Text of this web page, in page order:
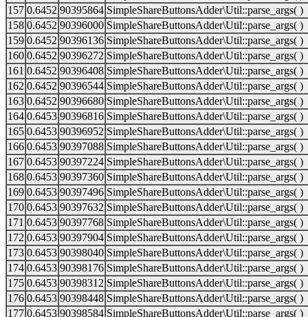
157 0.6452 90395864 SimpleShareButtonsAdder\Util::parse_args( )
158 0.6452 90396000 SimpleShareButtonsAdder\Util::parse_args( )
159 0.6452 90396136 SimpleShareButtonsAdder\Util::parse_args( )
160 0.6452 90396272 SimpleShareButtonsAdder\Util::parse_args( )
161 0.6452 90396408 SimpleShareButtonsAdder\Util::parse_args( )
162 0.6452 90396544 SimpleShareButtonsAdder\Util::parse_args( )
163 0.6452 90396680 SimpleShareButtonsAdder\Util::parse_args( )
164 0.6453 90396816 SimpleShareButtonsAdder\Util::parse_args( )
165 0.6453 90396952 SimpleShareButtonsAdder\Util::parse_args( )
166 0.6453 90397088 SimpleShareButtonsAdder\Util::parse_args( )
167 0.6453 90397224 SimpleShareButtonsAdder\Util::parse_args( )
168 0.6453 90397360 SimpleShareButtonsAdder\Util::parse_args( )
169 0.6453 90397496 SimpleShareButtonsAdder\Util::parse_args( )
170 0.6453 90397632 SimpleShareButtonsAdder\Util::parse_args( )
171 0.6453 90397768 SimpleShareButtonsAdder\Util::parse_args( )
172 0.6453 90397904 SimpleShareButtonsAdder\Util::parse_args( )
173 0.6453 90398040 SimpleShareButtonsAdder\Util::parse_args( )
174 0.6453 90398176 SimpleShareButtonsAdder\Util::parse_args( )
175 0.6453 90398312 SimpleShareButtonsAdder\Util::parse_args( )
176 0.6453 90398448 SimpleShareButtonsAdder\Util::parse_args( )
177 0.6453 90398584 SimpleShareButtonsAdder\Util::parse_args( )